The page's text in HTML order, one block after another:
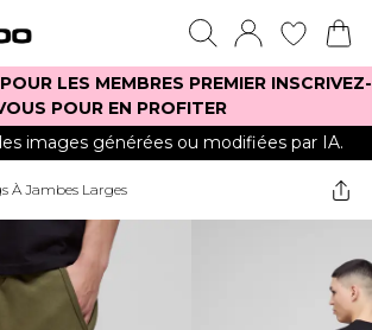
LES MEMBRES PREMIER INSCRIVEZ-
POUR EN PROFITER
images générées ou modifiées par IA.
À Jambes Larges